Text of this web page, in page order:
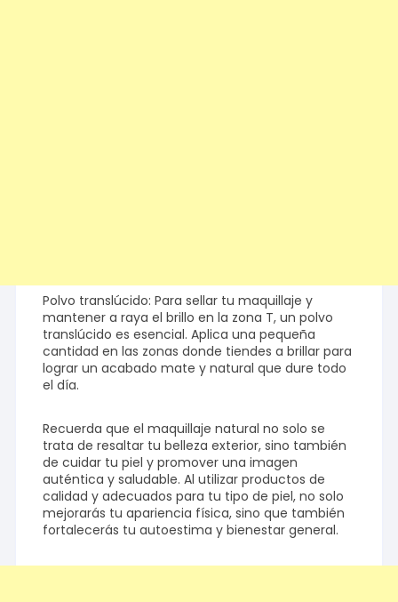
Polvo translúcido: Para sellar tu maquillaje y
mantener a raya el brillo en la zona T, un polvo
translúcido es esencial. Aplica una pequeña
cantidad en las zonas donde tiendes a brillar para
lograr un acabado mate y natural que dure todo
el día.
Recuerda que el maquillaje natural no solo se
trata de resaltar tu belleza exterior, sino también
de cuidar tu piel y promover una imagen
auténtica y saludable. Al utilizar productos de
calidad y adecuados para tu tipo de piel, no solo
mejorarás tu apariencia física, sino que también
fortalecerás tu autoestima y bienestar general.